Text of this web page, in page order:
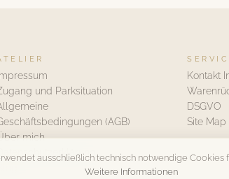
Impressum
und Parksituation
(AGB)
mich
Datenschutzerklärung
Kontakt
DSGVO
Site Map
ausschließlich technisch notwendige Cookies
Weitere Informationen